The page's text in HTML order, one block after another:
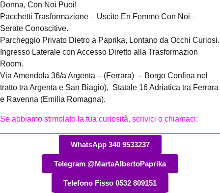
Donna, Con Noi Puoi!
Pacchetti Trasformazione – Uscite En Femme Con Noi –
Serate Conoscitive.
Parcheggio Privato Dietro a Paprika, Lontano da Occhi Curiosi.
Ingresso Laterale con Accesso Diretto alla Trasformazion
Room.
Via Amendola 36/a Argenta – (Ferrara) – Borgo Confina nel
tratto tra Argenta e San Biagio), Statale 16 Adriatica tra Ferrara
e Ravenna (Emilia Romagna).
Se abbiamo stimolato la tua curiosità, scrivici o chiamaci:
WhatsApp 340 9533237
Telegram @MartaAlbertoPaprika
Telefono Fisso 0532 809151